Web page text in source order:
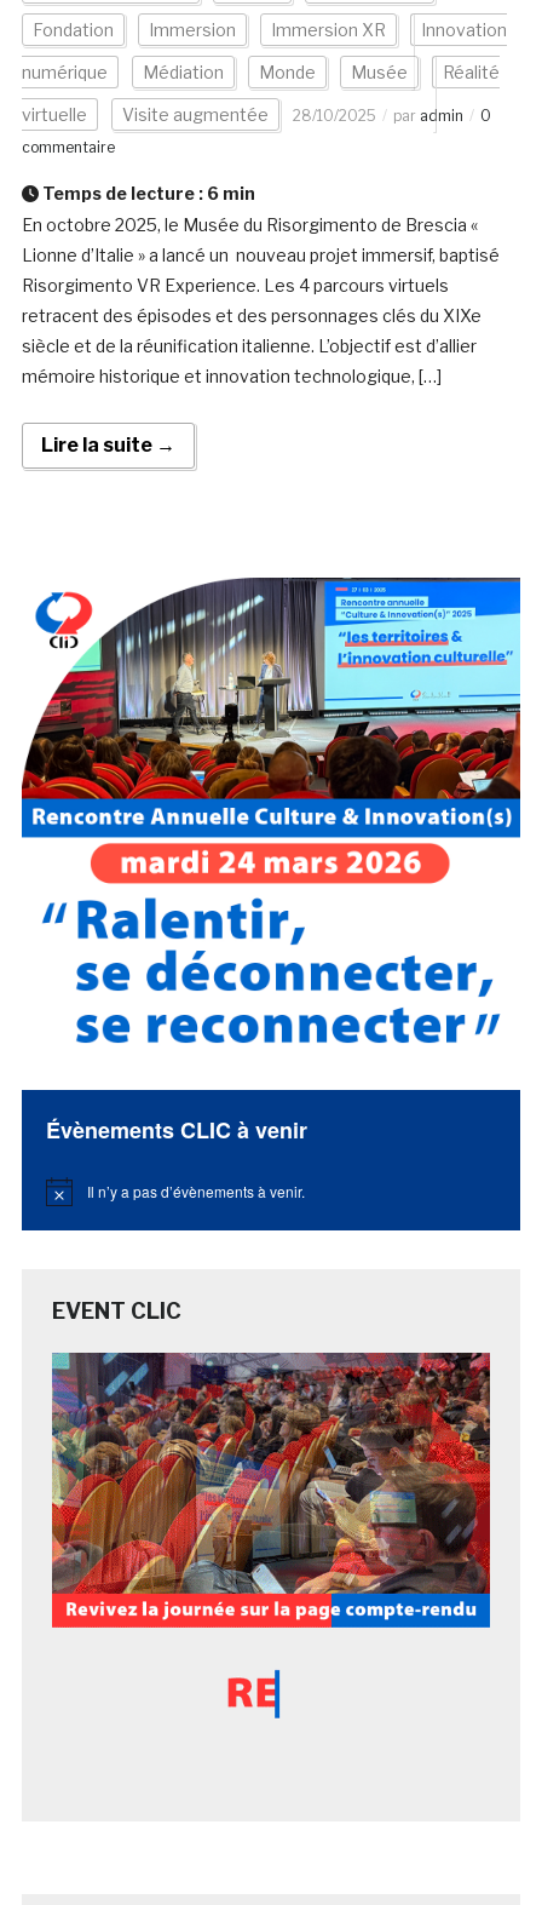
Fondation Immersion Immersion XR Innovation
numérique Médiation Monde Musée Réalité
virtuelle Visite augmentée 28/10/2025 par admin
0
commentaire
Temps de lecture : 6 min
En octobre 2025, le Musée du Risorgimento de Brescia «
Lionne d’Italie » a lancé un nouveau projet immersif, baptisé
Risorgimento VR Experience. Les 4 parcours virtuels
retracent des épisodes et des personnages clés du XIXe
siècle et de la réunification italienne. L’objectif est d’allier
mémoire historique et innovation technologique, […]
Lire la suite →
Évènements CLIC à venir
Notice Il n’y a pas d’évènements à venir.
EVENT CLIC